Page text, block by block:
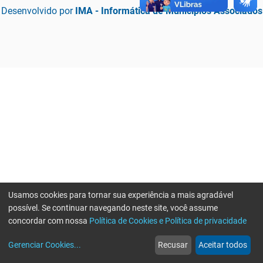
Desenvolvido por IMA - Informática de Municípios Associados
web
Notícias
more_horiz
Mais
Usamos cookies para tornar sua experiência a mais agradável
possível. Se continuar navegando neste site, você assume
concordar com nossa Política de Cookies e Política de privacidade
Gerenciar Cookies... Recusar Aceitar todos
Erro ao enviar informações, por favor tente novamente